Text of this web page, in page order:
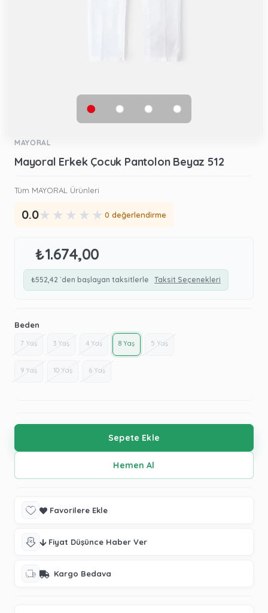
MAYORAL
Mayoral Erkek Çocuk Pantolon Beyaz 512
Tüm MAYORAL Ürünleri
0.0★ ★ ★ ★ ★ 0 değerlendirme
₺1.674,00
₺552,42 `den başlayan taksitlerle Taksit Seçenekleri
Beden
7 Yaş 3 Yaş 4 Yaş 8 Yaş 5 Yaş
9 Yaş 10 Yaş 6 Yaş
Favorilere Ekle
Fiyat Düşünce Haber Ver
Kargo Bedava